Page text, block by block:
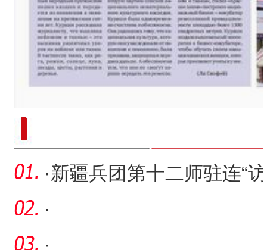
·新疆兵团第十二师驻连“访
惠聚”工作纪实
·
·